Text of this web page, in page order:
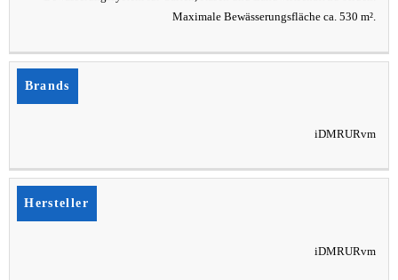
Maximale Bewässerungsfläche ca. 530 m².
Brands
iDMRURvm
Hersteller
iDMRURvm